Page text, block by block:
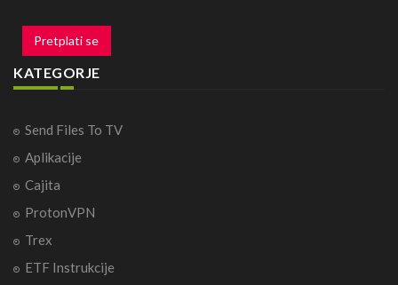
Pretplati se
KATEGORJE
Send Files To TV
Aplikacije
Cajita
ProtonVPN
Trex
ETF Instrukcije